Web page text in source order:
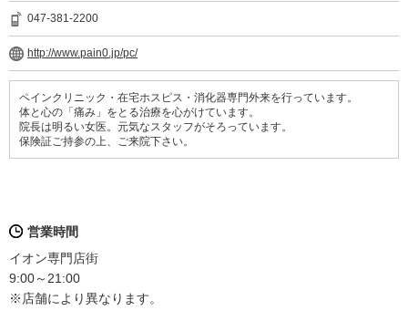
047-381-2200
http://www.pain0.jp/pc/
ペインクリニック・在宅ホスピス・消化器専門外来を行っています。
体と心の「痛み」をとる治療を心がけています。
院長は明るい女医。元気なスタッフがそろっています。
保険証ご持参の上、ご来院下さい。
営業時間
イオン専門店街
9:00～21:00
※店舗により異なります。